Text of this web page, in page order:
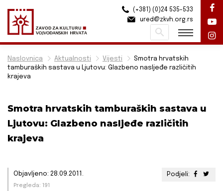
Naslovnica Aktualnosti Vijesti
Smotra hrvatskih
tamburaških sastava u Ljutovu: Glazbeno nasljeđe različitih
krajeva
Smotra hrvatskih tamburaških sastava u
Ljutovu: Glazbeno nasljeđe različitih
krajeva
Podjeli:
Objavljeno: 28.09.2011.
Pregleda: 191
(+381) (0)24 535-533
ured@zkvh.org.rs
Pretraži